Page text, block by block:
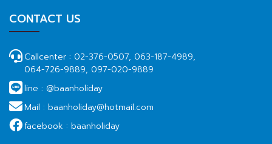
CONTACT US
Callcenter : 02-376-0507, 063-187-4989,
064-726-9889, 097-020-9889
line : @baanholiday
Mail : baanholiday@hotmail.com
facebook : baanholiday